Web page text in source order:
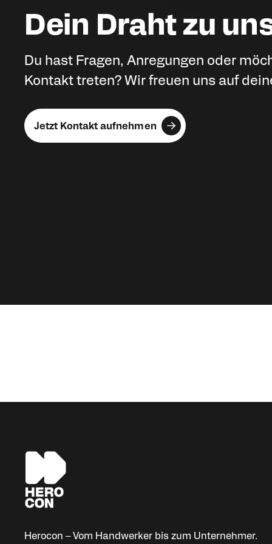
Dein Draht zu
Du hast Fragen, Anregungen oder
Kontakt treten? Wir freuen uns auf
Jetzt Kontakt aufnehmen
Herocon – Vom Handwerker bis zum Unternehmer.